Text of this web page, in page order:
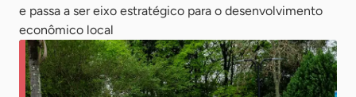
e passa a ser eixo estratégico para o desenvolvimento
econômico local